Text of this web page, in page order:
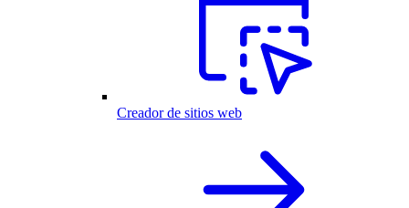
Creador de sitios web